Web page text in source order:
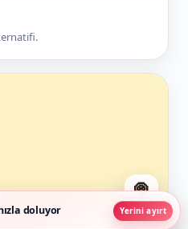
🍭
doluyor Yerini ayırt